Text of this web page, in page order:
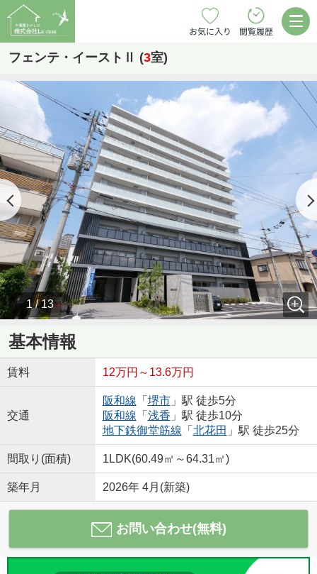
お気に入り 閲覧履歴
フェンテ・イーストⅡ (3室)
1 / 13
基本情報
賃料 12万円～13.6万円
交通
阪和線 「 堺市」駅 徒歩5分
阪和線 「 浅香 」駅 徒歩10分
地下鉄御堂筋線 「 北花田 」駅 徒歩25分
間取り(面積) 1LDK(60.49㎡～64.31㎡)
築年月 2026年 4月(新築)
お問い合わせ(無料)